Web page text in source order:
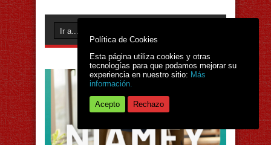
Política de Cookies
Esta página utiliza cookies y otras
tecnologías para que podamos mejorar su
experiencia en nuestro sitio: Más
información.
Acepto Rechazo